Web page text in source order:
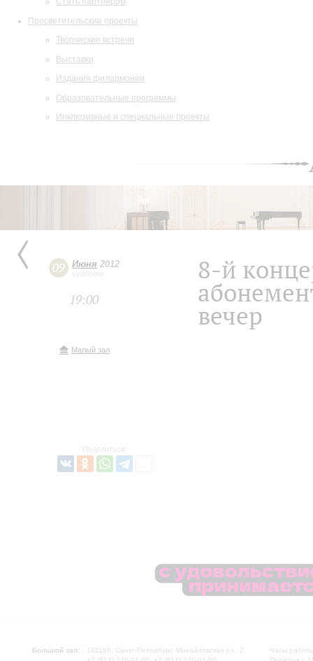
Просветительские проекты
Творческие встречи
Выставки
Издания филармонии
Образовательные программы
Инклюзивные и специальные проекты
09 Июня 2012
суббота
19:00
Малый зал
Поделиться:
8-й
вечер
Большой зал:
191186, Санкт-Петербург, Михайловская ул., 2
Часы